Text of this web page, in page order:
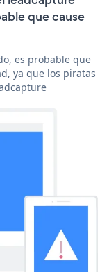
que cause
es probable que
ya que los piratas